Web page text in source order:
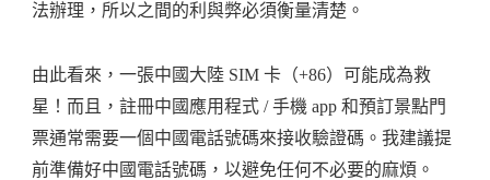
法辦理，所以之間的利與弊必須衡量清楚。
由此看來，一張中國大陸 SIM 卡（+86）可能成為救
星！而且，註冊中國應用程式 / 手機 app 和預訂景點門
票通常需要一個中國電話號碼來接收驗證碼。我建議提
前準備好中國電話號碼，以避免任何不必要的麻煩。